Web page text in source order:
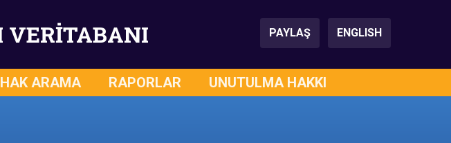
VERİTABANI PAYLAŞ ENGLISH
HAK ARAMA RAPORLAR UNUTULMA HAKKI